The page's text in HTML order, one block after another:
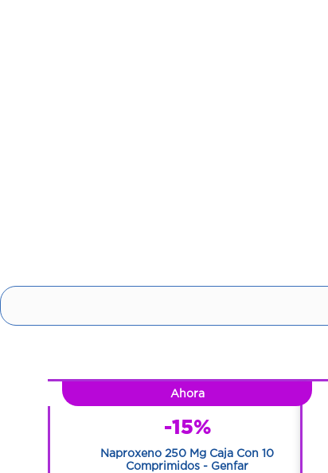
Ahora
-15%
Naproxeno 250 Mg Caja Con 10
Comprimidos - Genfar